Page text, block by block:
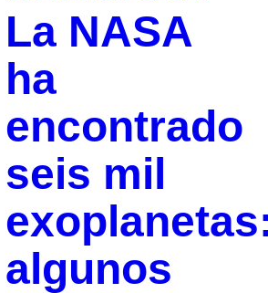
La NASA
ha
encontrado
seis mil
algunos